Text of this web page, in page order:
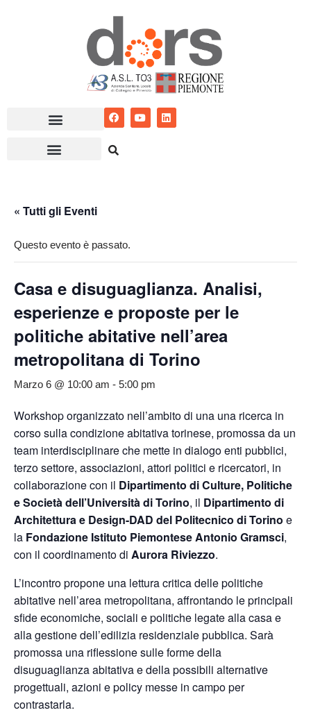
« Tutti gli Eventi
Questo evento è passato.
Casa e disuguaglianza. Analisi,
esperienze e proposte per le
politiche abitative nell’area
metropolitana di Torino
Marzo 6 @ 10:00 am - 5:00 pm
Workshop organizzato nell’ambito di una una ricerca in
corso sulla condizione abitativa torinese, promossa da un
team interdisciplinare che mette in dialogo enti pubblici,
terzo settore, associazioni, attori politici e ricercatori, in
collaborazione con il Dipartimento di Culture, Politiche
e Società dell’Università di Torino, il Dipartimento di
Architettura e Design-DAD del Politecnico di Torino e
la Fondazione Istituto Piemontese Antonio Gramsci,
con il coordinamento di Aurora Riviezzo.
L’incontro propone una lettura critica delle politiche
abitative nell’area metropolitana, affrontando le principali
sfide economiche, sociali e politiche legate alla casa e
alla gestione dell’edilizia residenziale pubblica. Sarà
promossa una riflessione sulle forme della
disuguaglianza abitativa e della possibili alternative
progettuali, azioni e policy messe in campo per
contrastarla.